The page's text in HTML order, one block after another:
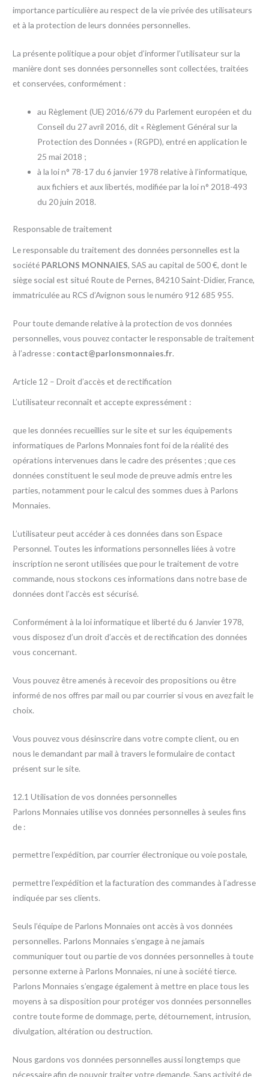
importance particulière au respect de la vie privée des utilisateurs
et à la protection de leurs données personnelles.
La présente politique a pour objet d’informer l’utilisateur sur la
manière dont ses données personnelles sont collectées, traitées
et conservées, conformément :
au Règlement (UE) 2016/679 du Parlement européen et du
Conseil du 27 avril 2016, dit « Règlement Général sur la
Protection des Données » (RGPD), entré en application le
25 mai 2018 ;
à la loi n° 78-17 du 6 janvier 1978 relative à l’informatique,
aux fichiers et aux libertés, modifiée par la loi n° 2018-493
du 20 juin 2018.
Responsable de traitement
Le responsable du traitement des données personnelles est la
société PARLONS MONNAIES, SAS au capital de 500 €, dont le
siège social est situé Route de Pernes, 84210 Saint-Didier, France,
immatriculée au RCS d’Avignon sous le numéro 912 685 955.
Pour toute demande relative à la protection de vos données
personnelles, vous pouvez contacter le responsable de traitement
à l’adresse : contact@parlonsmonnaies.fr.
Article 12 – Droit d’accès et de rectification
L’utilisateur reconnaît et accepte expressément :
que les données recueillies sur le site et sur les équipements
informatiques de Parlons Monnaies font foi de la réalité des
opérations intervenues dans le cadre des présentes ; que ces
données constituent le seul mode de preuve admis entre les
parties, notamment pour le calcul des sommes dues à Parlons
Monnaies.
L’utilisateur peut accéder à ces données dans son Espace
Personnel. Toutes les informations personnelles liées à votre
inscription ne seront utilisées que pour le traitement de votre
commande, nous stockons ces informations dans notre base de
données dont l’accès est sécurisé.
Conformément à la loi informatique et liberté du 6 Janvier 1978,
vous disposez d’un droit d’accès et de rectification des données
vous concernant.
Vous pouvez être amenés à recevoir des propositions ou être
informé de nos offres par mail ou par courrier si vous en avez fait le
choix.
Vous pouvez vous désinscrire dans votre compte client, ou en
nous le demandant par mail à travers le formulaire de contact
présent sur le site.
12.1 Utilisation de vos données personnelles
Parlons Monnaies utilise vos données personnelles à seules fins
de :
permettre l’expédition, par courrier électronique ou voie postale,
permettre l’expédition et la facturation des commandes à l’adresse
indiquée par ses clients.
Seuls l’équipe de Parlons Monnaies ont accès à vos données
personnelles. Parlons Monnaies s’engage à ne jamais
communiquer tout ou partie de vos données personnelles à toute
personne externe à Parlons Monnaies, ni une à société tierce.
Parlons Monnaies s’engage également à mettre en place tous les
moyens à sa disposition pour protéger vos données personnelles
contre toute forme de dommage, perte, détournement, intrusion,
divulgation, altération ou destruction.
Nous gardons vos données personnelles aussi longtemps que
nécessaire afin de pouvoir traiter votre demande. Sans activité de